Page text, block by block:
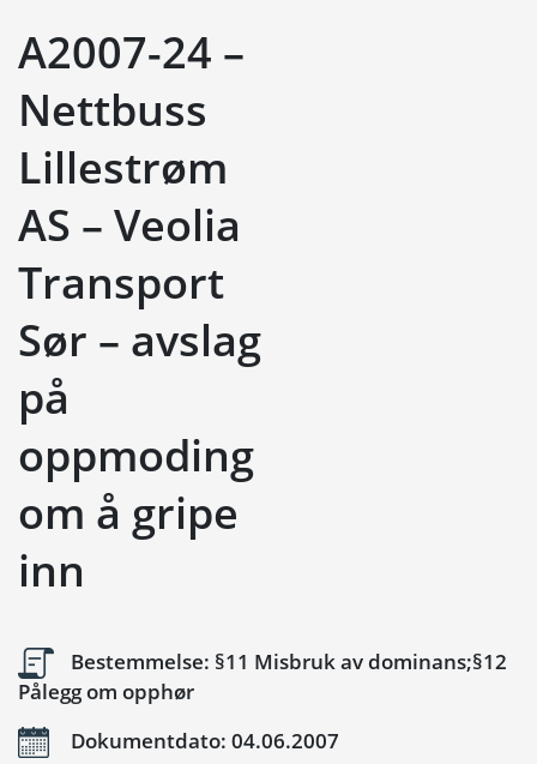
A2007-24 –
Nettbuss
Lillestrøm
AS – Veolia
Transport
Sør – avslag
på
oppmoding
om å gripe
inn
Bestemmelse: §11 Misbruk av dominans;§12
Pålegg om opphør
Dokumentdato: 04.06.2007